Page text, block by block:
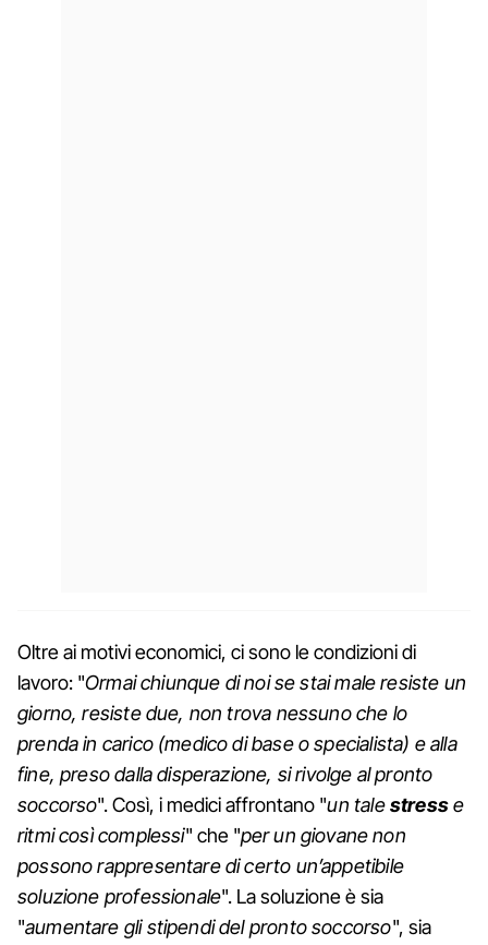
Oltre ai motivi economici, ci sono le condizioni di
lavoro: "Ormai chiunque di noi se stai male resiste un
giorno, resiste due, non trova nessuno che lo
prenda in carico (medico di base o specialista) e alla
fine, preso dalla disperazione, si rivolge al pronto
soccorso". Così, i medici affrontano "un talestresse
ritmi così complessi" che "per un giovane non
possono rappresentare di certo un’appetibile
soluzione professionale". La soluzione è sia
"aumentare gli stipendi del pronto soccorso", sia